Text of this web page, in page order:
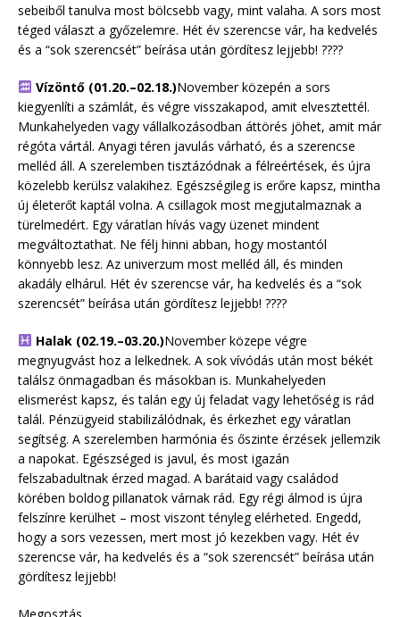
sebeiből tanulva most bölcsebb vagy, mint valaha. A sors most
téged választ a győzelemre. Hét év szerencse vár, ha kedvelés
és a “sok szerencsét” beírása után gördítesz lejjebb! ????
Vízöntő (01.20.–02.18.)November közepén a sors
kiegyenlíti a számlát, és végre visszakapod, amit elvesztettél.
Munkahelyeden vagy vállalkozásodban áttörés jöhet, amit már
régóta vártál. Anyagi téren javulás várható, és a szerencse
melléd áll. A szerelemben tisztázódnak a félreértések, és újra
közelebb kerülsz valakihez. Egészségileg is erőre kapsz, mintha
új életerőt kaptál volna. A csillagok most megjutalmaznak a
türelmedért. Egy váratlan hívás vagy üzenet mindent
megváltoztathat. Ne félj hinni abban, hogy mostantól
könnyebb lesz. Az univerzum most melléd áll, és minden
akadály elhárul. Hét év szerencse vár, ha kedvelés és a “sok
szerencsét” beírása után gördítesz lejjebb! ????
Halak (02.19.–03.20.)November közepe végre
megnyugvást hoz a lelkednek. A sok vívódás után most békét
találsz önmagadban és másokban is. Munkahelyeden
elismerést kapsz, és talán egy új feladat vagy lehetőség is rád
talál. Pénzügyeid stabilizálódnak, és érkezhet egy váratlan
segítség. A szerelemben harmónia és őszinte érzések jellemzik
a napokat. Egészséged is javul, és most igazán
felszabadultnak érzed magad. A barátaid vagy családod
körében boldog pillanatok várnak rád. Egy régi álmod is újra
felszínre kerülhet – most viszont tényleg elérheted. Engedd,
hogy a sors vezessen, mert most jó kezekben vagy. Hét év
szerencse vár, ha kedvelés és a “sok szerencsét” beírása után
gördítesz lejjebb!